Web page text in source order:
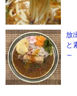
放
と
～